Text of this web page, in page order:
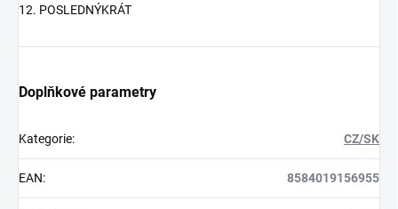
12. POSLEDNÝKRÁT
Doplňkové parametry
Kategorie: CZ/SK
EAN: 8584019156955